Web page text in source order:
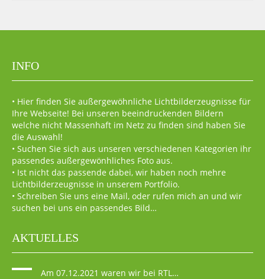
INFO
• Hier finden Sie außergewöhnliche Lichtbilderzeugnisse für
Ihre Webseite! Bei unseren beeindruckenden Bildern
welche nicht Massenhaft im Netz zu finden sind haben Sie
die Auswahl!
• Suchen Sie sich aus unseren verschiedenen Kategorien ihr
passendes außergewönhliches Foto aus.
• Ist nicht das passende dabei, wir haben noch mehre
Lichtbilderzeugnisse in unserem Portfolio.
• Schreiben Sie uns eine Mail, oder rufen mich an und wir
suchen bei uns ein passendes Bild…
AKTUELLES
Am 07.12.2021 waren wir bei RTL…